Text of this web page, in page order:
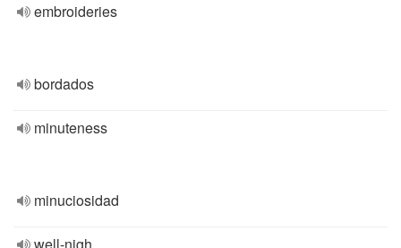
embroideries
bordados
minuteness
minuciosidad